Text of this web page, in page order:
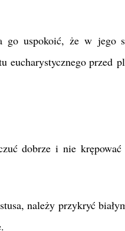
go uspokoić, że w jego
eucharystycznego przed
dobrze i nie krępować
należy przykryć